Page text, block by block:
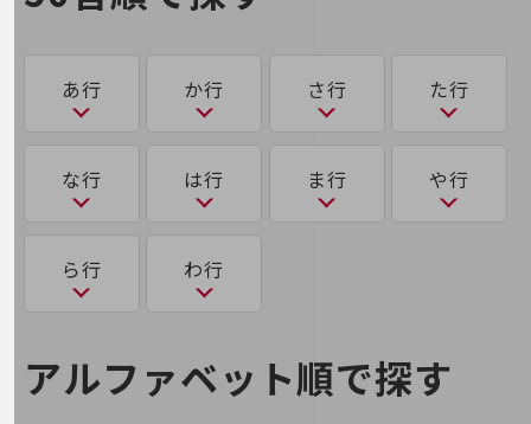
経営情報TOP
業績
決算公告
電子公告
基礎的電気通信役務損益明細表
採用情報
採用情報TOP
新卒採用
障がい者採用
あ行
あ
アクティビティ・ベースド・ワーキング（ABW）
アグリゲートコンピューティング
か行
か
可用性
き
強化学習
さ行
さ
サース（SaaS）
サイバーハイジーン
た行
た
多要素認証
大規模言語モデル（LLM）
な行
な
なりすまし
に
は行
は
ハイパーバイザー
パケット
ま行
ま
マルウェア
め
や行
ゆ
ユビキタス
ら行 わ行
アルファベット順で探す